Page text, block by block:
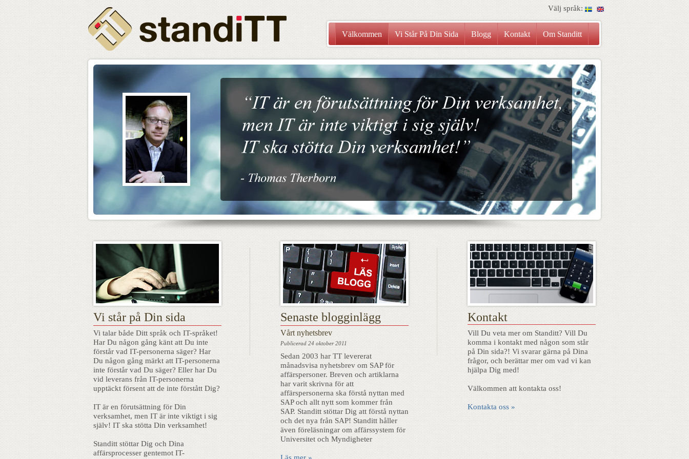
Välj språk:
Välkommen Vi Står På Din Sida Blogg Kontakt Om Standitt
Vi står på Din sida Senaste blogginlägg Kontakt
Vi talar både Ditt språk och IT-språket!
Har Du någon gång känt att Du inte
förstår vad IT-personerna säger? Har
Du någon gång märkt att IT-personerna
inte förstår vad Du säger? Eller har Du
vid leverans från IT-personerna
upptäckt försent att de inte förstått Dig?
IT är en förutsättning för Din
verksamhet, men IT är inte viktigt i sig
själv! IT ska stötta Din verksamhet!
Standitt stöttar Dig och Dina
affärsprocesser gentemot IT-
Vårt nyhetsbrev
Publicerad 24 oktober 2011
Sedan 2003 har TT levererat
månadsvisa nyhetsbrev om SAP för
affärspersoner. Breven och artiklarna
har varit skrivna för att
affärspersonerna ska förstå nyttan med
SAP och allt nytt som kommer från
SAP. Standitt stöttar Dig att förstå nyttan
och det nya från SAP! Standitt håller
även föreläsningar om affärssystem för
Universitet och Myndigheter
Vill Du veta mer om Standitt? Vill Du
komma i kontakt med någon som står
på Din sida?! Vi svarar gärna på Dina
frågor, och berättar mer om vad vi kan
hjälpa Dig med!
Välkommen att kontakta oss!
Kontakta oss »